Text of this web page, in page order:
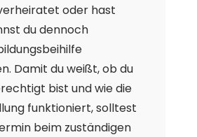
oder hast
du dennoch
Damit du weißt, ob du
bist und wie die
funktioniert, solltest
beim zuständigen